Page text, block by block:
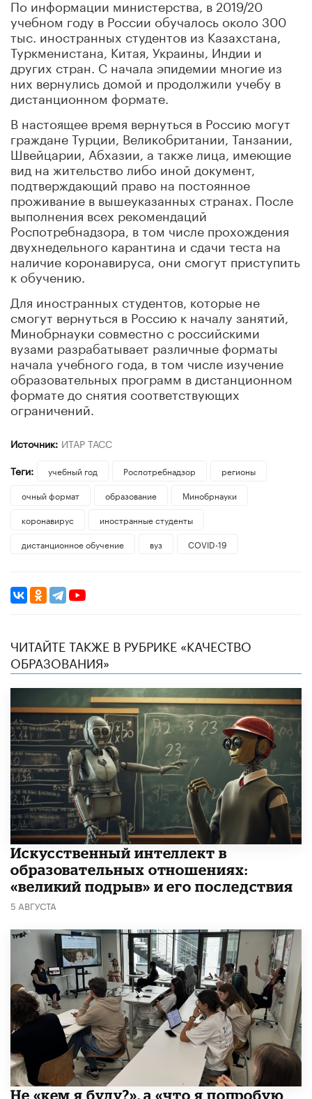
По информации министерства, в 2019/20
учебном году в России обучалось около 300
тыс. иностранных студентов из Казахстана,
Туркменистана, Китая, Украины, Индии и
других стран. С начала эпидемии многие из
них вернулись домой и продолжили учебу в
дистанционном формате.
В настоящее время вернуться в Россию могут
граждане Турции, Великобритании, Танзании,
Швейцарии, Абхазии, а также лица, имеющие
вид на жительство либо иной документ,
подтверждающий право на постоянное
проживание в вышеуказанных странах. После
выполнения всех рекомендаций
Роспотребнадзора, в том числе прохождения
двухнедельного карантина и сдачи теста на
наличие коронавируса, они смогут приступить
к обучению.
Для иностранных студентов, которые не
смогут вернуться в Россию к началу занятий,
Минобрнауки совместно с российскими
вузами разрабатывает различные форматы
начала учебного года, в том числе изучение
образовательных программ в дистанционном
формате до снятия соответствующих
ограничений.
Источник: ИТАР ТАСС
Теги:
учебный год Роспотребнадзор
регионы
очный формат
образование
Минобрнауки
коронавирус
иностранные студенты
дистанционное обучение
вуз COVID-19
ЧИТАЙТЕ ТАКЖЕ В РУБРИКЕ «КАЧЕСТВО
ОБРАЗОВАНИЯ»
​Искусственный интеллект в
образовательных отношениях:
«великий подрыв» и его последствия
5 АВГУСТА
Не «кем я буду?», а «что я попробую